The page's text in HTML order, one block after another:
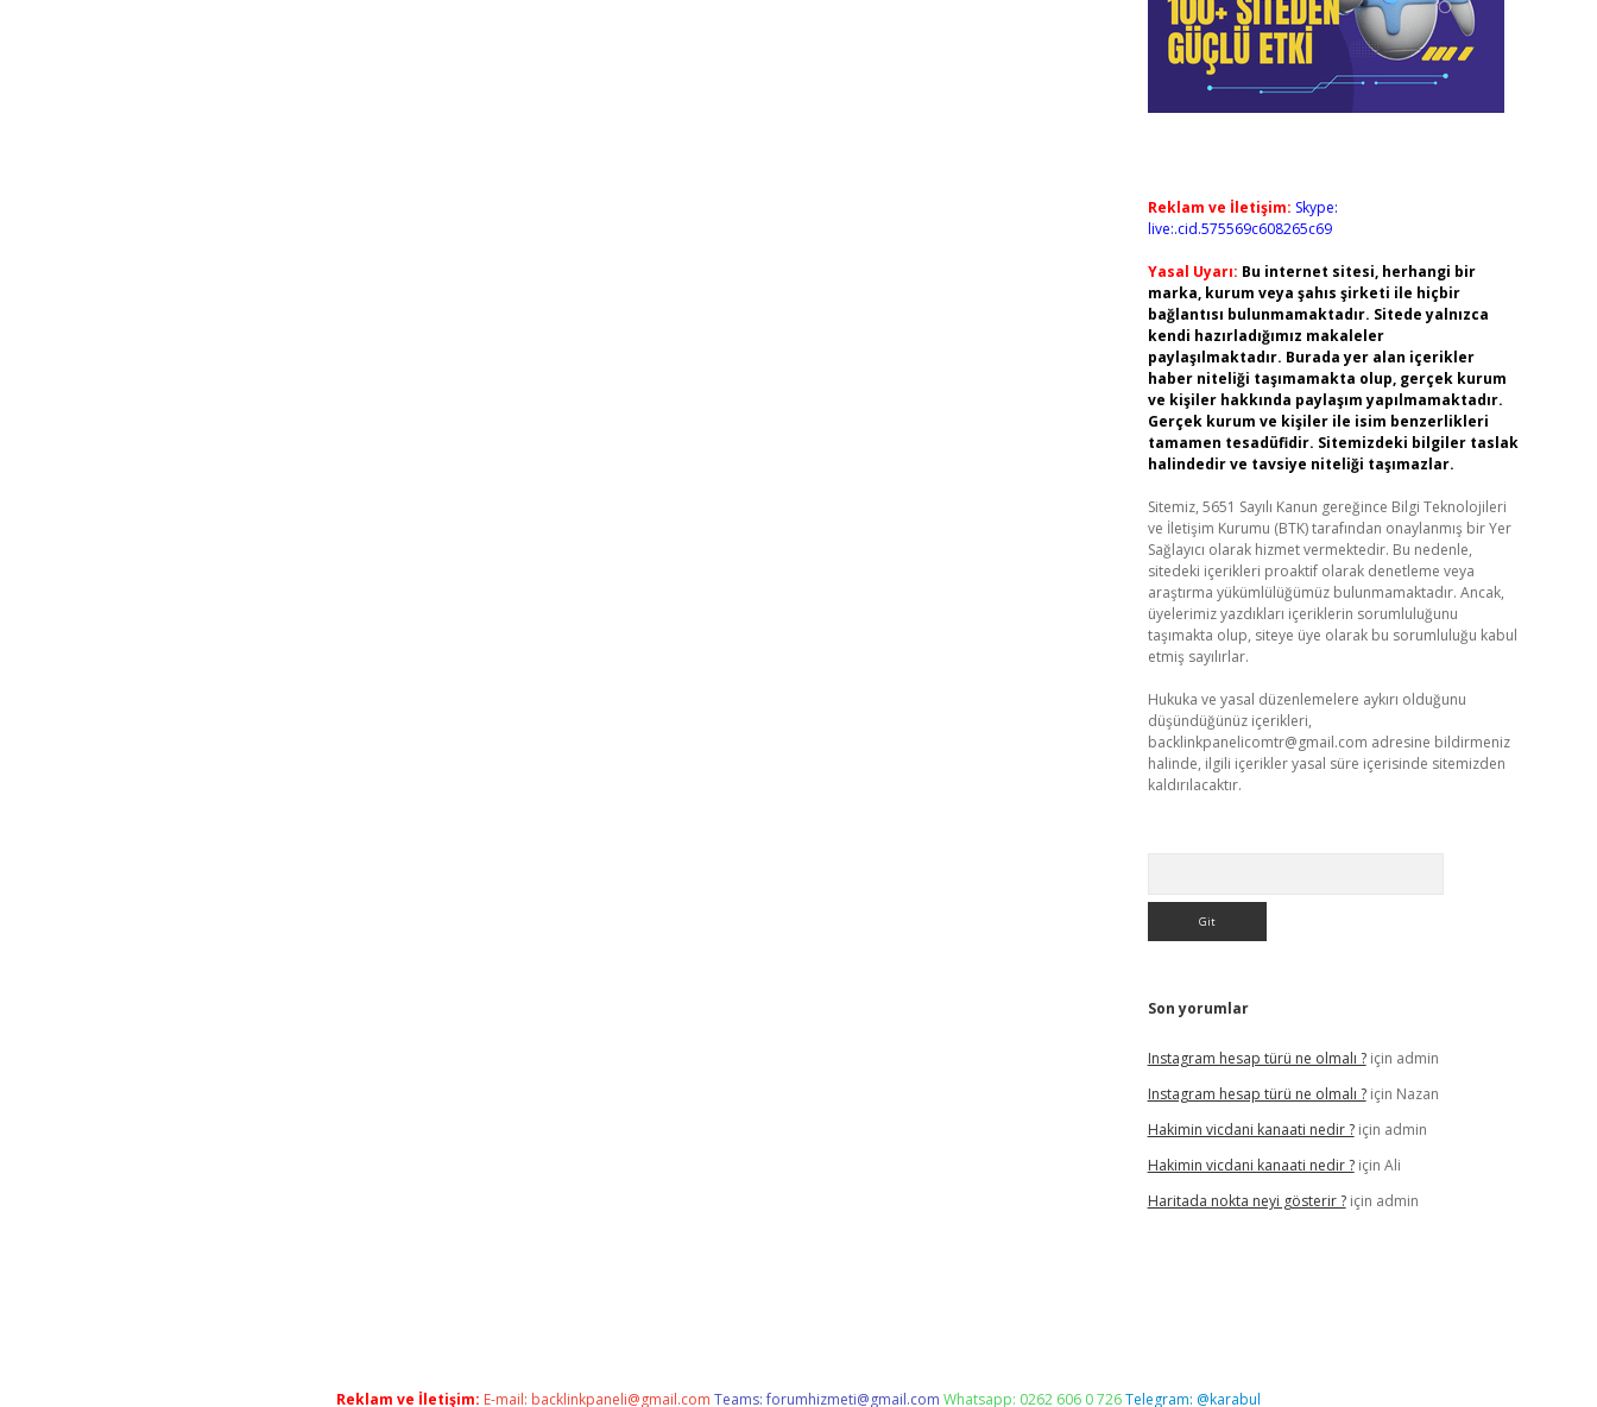
Reklam ve İletişim: Skype:
live:.cid.575569c608265c69
Yasal Uyarı: Bu internet sitesi, herhangi bir
marka, kurum veya şahıs şirketi ile hiçbir
bağlantısı bulunmamaktadır. Sitede yalnızca
kendi hazırladığımız makaleler
paylaşılmaktadır. Burada yer alan içerikler
haber niteliği taşımamakta olup, gerçek kurum
ve kişiler hakkında paylaşım yapılmamaktadır.
Gerçek kurum ve kişiler ile isim benzerlikleri
tamamen tesadüfidir. Sitemizdeki bilgiler taslak
halindedir ve tavsiye niteliği taşımazlar.
Sitemiz, 5651 Sayılı Kanun gereğince Bilgi Teknolojileri
ve İletişim Kurumu (BTK) tarafından onaylanmış bir Yer
Sağlayıcı olarak hizmet vermektedir. Bu nedenle,
sitedeki içerikleri proaktif olarak denetleme veya
araştırma yükümlülüğümüz bulunmamaktadır. Ancak,
üyelerimiz yazdıkları içeriklerin sorumluluğunu
taşımakta olup, siteye üye olarak bu sorumluluğu kabul
etmiş sayılırlar.
Hukuka ve yasal düzenlemelere aykırı olduğunu
düşündüğünüz içerikleri,
backlinkpanelicomtr@gmail.com adresine bildirmeniz
halinde, ilgili içerikler yasal süre içerisinde sitemizden
kaldırılacaktır.
Son yorumlar
Instagram hesap türü ne olmalı ?için admin
Instagram hesap türü ne olmalı ?için Nazan
Hakimin vicdani kanaati nedir ?için admin
Hakimin vicdani kanaati nedir ?için Ali
Haritada nokta neyi gösterir ?için admin
Reklam ve İletişim: E-mail: backlinkpaneli@gmail.com Teams:forumhizmeti@gmail.com Whatsapp: 0262 606 0 726Telegram: @karabul